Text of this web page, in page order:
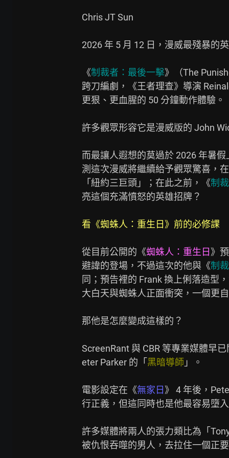
Chris JT Sun
2026 年 5 月 12 日，漫威最殘暴的
《制裁者：最後一擊》（The
跨刀編劇，《王者理查》導演
更狠、更血腥的 50 分鐘動作體驗。
許多觀眾形容它是漫威版的 John
而最讓人遐想的莫過於 2026 年暑假
測這次漫威將繼續給予觀眾驚喜，
「紐約三巨頭」；在此之前，《制
亮這個充滿憤怒的英雄招牌？
看《蜘蛛人：重生日》前的必修課
從目前公開的《蜘蛛人：重生日 》
避諱的登場，不過這次的他與《制
同；預告裡的 Frank 換上俐落造型
大白天與蜘蛛人正面衝突，一個更
那他是怎麼變成這樣的？
ScreenRant 與 CBR 等專業媒體早
eter Parker 的「 黑暗導師 」。
電影設定在《無家日 》 4 年後，
行正義，但這同時也是他最容易墮
許多媒體將兩人的張力類比為「
被仇恨吞噬的男人，去拉住一個正